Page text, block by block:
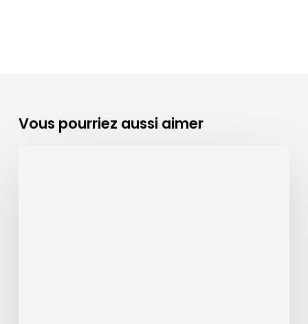
Vous pourriez aussi aimer